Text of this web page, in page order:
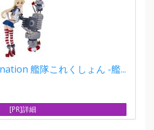
艦隊これくしょん -艦...
[PR]詳細